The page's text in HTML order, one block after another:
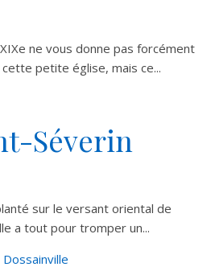
ne vous donne pas forcément
petite église, mais ce...
Séverin
sur le versant oriental de
a tout pour tromper un...